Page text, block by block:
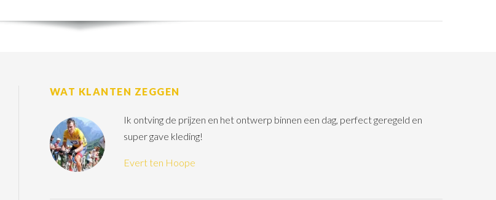
WAT KLANTEN ZEGGEN
Ik ontving de prijzen en het ontwerp binnen een dag, perfect geregeld en
super gave kleding!
Evert ten Hoope